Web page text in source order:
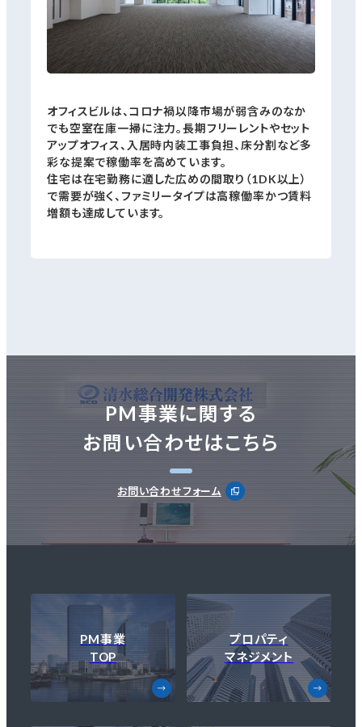
オフィスビルは、コロナ禍以降市場が弱含みのなか
でも空室在庫一掃に注力。長期フリーレントやセット
アップオフィス、入居時内装工事負担、床分割など多
彩な提案で稼働率を高めています。
住宅は在宅勤務に適した広めの間取り（1DK以上）
で需要が強く、ファミリータイプは高稼働率かつ賃料
増額も達成しています。
PM事業に関する
お問い合わせはこちら
お問い合わせフォーム
PM事業
TOP
プロパティ
マネジメント